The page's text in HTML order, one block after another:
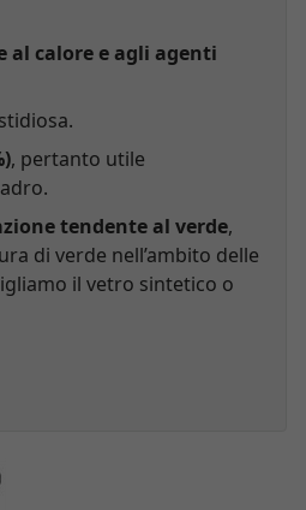
al calore e agli agenti
, pertanto utile
tendente al verde,
di verde nell’ambito delle
il vetro sintetico o